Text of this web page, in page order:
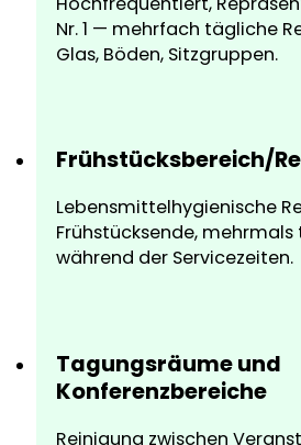
Nr. 1 — mehrfach tägliche
Glas, Böden, Sitzgruppen.
Frühstücksbereich/
Lebensmittelhygienische
Frühstücksende,
während der Servicezeiten.
Tagungsräume und
Konferenzbereiche
Reinigung zwischen